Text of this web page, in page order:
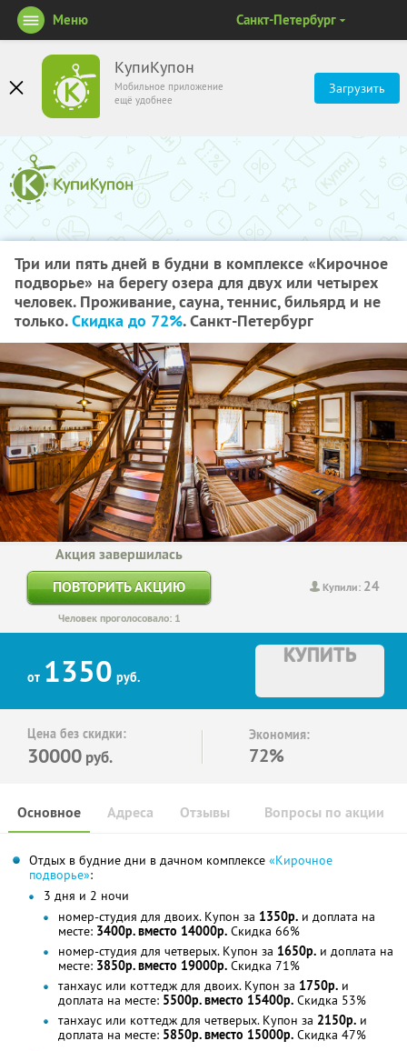
КупиКупон
Мобильное приложение
ещё удобнее
Загрузить
Меню Санкт-Петербург
Три или пять дней в будни в комплексе «Кирочное
подворье» на берегу озера для двух или четырех
человек. Проживание, сауна, теннис, бильярд и не
только.Скидка до 72%. Санкт-Петербург
Купили: 24
Акция завершилась
ПОВТОРИТЬ АКЦИЮ
Человек проголосовало: 1
от 1350 руб.
КУПИТЬ
Цена без скидки:
30000 руб.
Экономия:
72%
Основное Отзывы Вопросы по акции
Адреса
Отдых в будние дни в дачном комплексе «Кирочное
подворье»:
3 дня и 2 ночи
номер-студия для двоих. Купон за 1350р. и доплата на
месте: 3400р. вместо 14000р. Скидка 66%
номер-студия для четверых. Купон за 1650р. и доплата на
месте: 3850р. вместо 19000р. Скидка 71%
танхаус или коттедж для двоих. Купон за 1750р. и
доплата на месте: 5500р. вместо 15400р. Скидка 53%
танхаус или коттедж для четверых. Купон за 2150р. и
доплата на месте: 5850р. вместо 15000р. Скидка 47%